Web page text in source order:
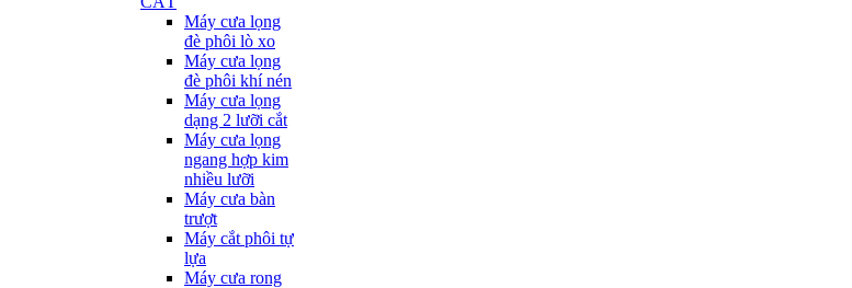
Máy cưa lọng
đè phôi lò xo
Máy cưa lọng
đè phôi khí nén
Máy cưa lọng
dạng 2 lưỡi cắt
Máy cưa lọng
ngang hợp kim
nhiều lưỡi
Máy cưa bàn
trượt
Máy cắt phôi tự
lựa
Máy cưa rong